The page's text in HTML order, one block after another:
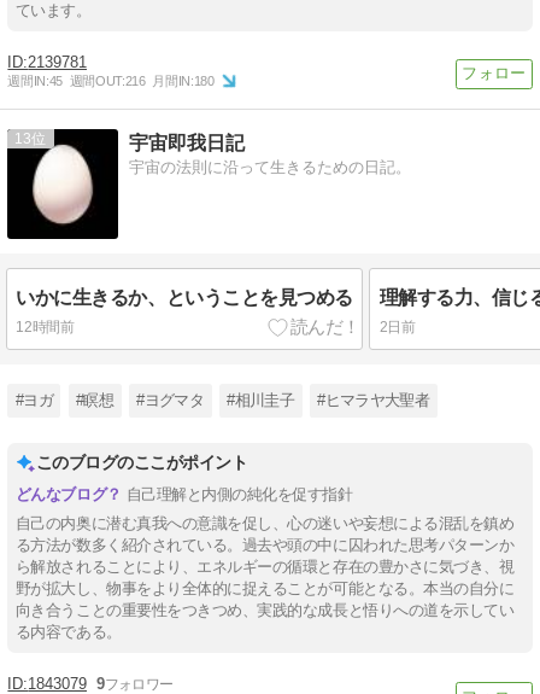
ています。
2139781
週間IN:45 週間OUT:216 月間IN:180
13 宇宙即我日記
宇宙の法則に沿って生きるための日記。
いかに生きるか、ということを見つめる
12時間前
理解する力、信じ
2日前
#ヨガ #瞑想 #ヨグマタ #相川圭子 #ヒマラヤ大聖者
このブログのここがポイント
自己理解と内側の純化を促す指針
自己の内奥に潜む真我への意識を促し、心の迷いや妄想による混乱を鎮め
る方法が数多く紹介されている。過去や頭の中に囚われた思考パターンか
ら解放されることにより、エネルギーの循環と存在の豊かさに気づき、視
野が拡大し、物事をより全体的に捉えることが可能となる。本当の自分に
向き合うことの重要性をつきつめ、実践的な成長と悟りへの道を示してい
る内容である。
1843079 9